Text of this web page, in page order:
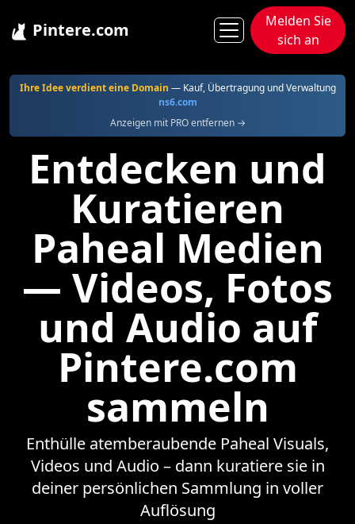
Pintere.com
Melden Sie
sich an
Ihre Idee verdient eine Domain — Kauf, Übertragung und Verwaltung
ns6.com
Anzeigen mit PRO entfernen →
Entdecken und
Kuratieren
Paheal Medien
— Videos, Fotos
und Audio auf
Pintere.com
sammeln
Enthülle atemberaubende Paheal Visuals,
Videos und Audio – dann kuratiere sie in
deiner persönlichen Sammlung in voller
Auflösung